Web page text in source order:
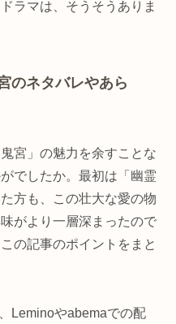
ラマは、そうそうありま
のネタバレやあら
宮」の魅力を余すことな
でしたか。最初は「幽霊
方も、この壮大な愛の物
がより一層深まったので
の記事のポイントをまと
Leminoやabemaでの配